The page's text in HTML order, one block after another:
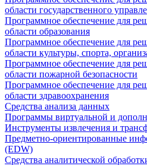
области государственного
Программное обеспечение для
области образования
Программное обеспечение для
области культуры, спорта,
Программное обеспечение для
области пожарной безопасности
Программное обеспечение для
области здравоохранения
Средства анализа данных
Программы виртуальной и
Инструменты извлечения и
Предметно-ориентированные
(EDW)
Средства аналитической